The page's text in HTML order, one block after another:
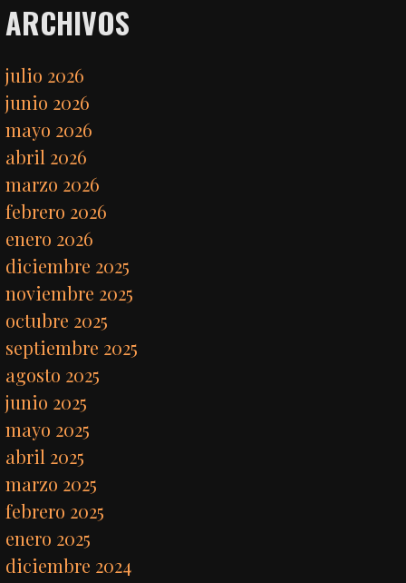
ARCHIVOS
julio 2026
junio 2026
mayo 2026
abril 2026
marzo 2026
febrero 2026
enero 2026
diciembre 2025
noviembre 2025
octubre 2025
septiembre 2025
agosto 2025
junio 2025
mayo 2025
abril 2025
marzo 2025
febrero 2025
enero 2025
diciembre 2024